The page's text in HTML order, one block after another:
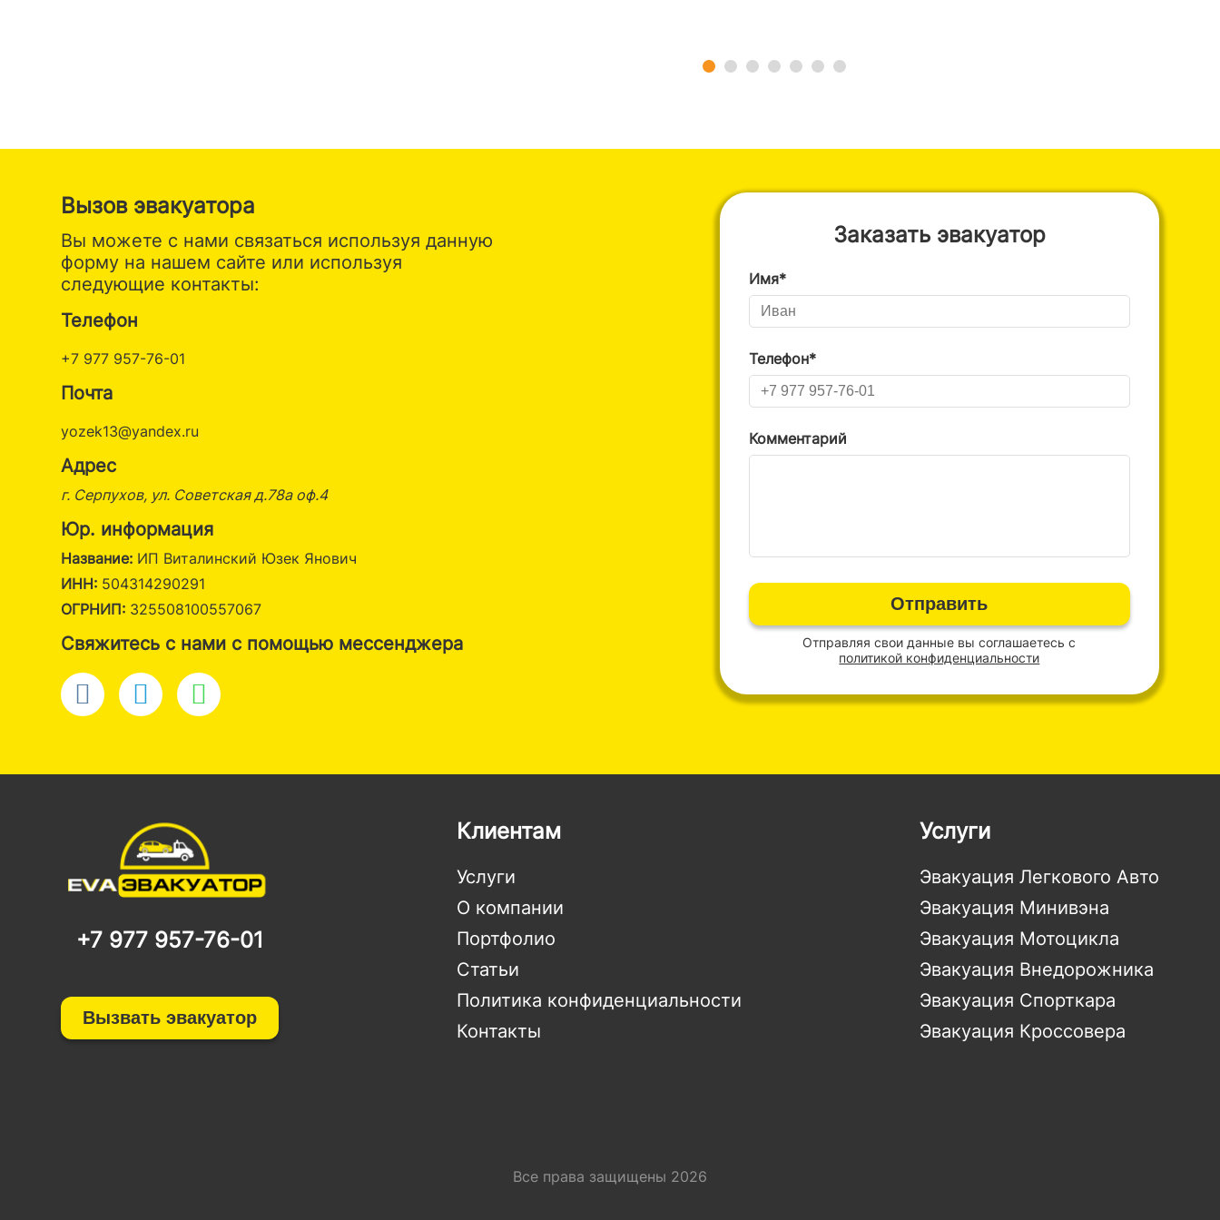
Вызов эвакуатора
Вы можете с нами связаться используя данную
форму на нашем сайте или используя
следующие контакты:
Телефон
+7 977 957-76-01
Почта
yozek13@yandex.ru
Адрес
г. Серпухов, ул. Советская д.78а оф.4
Юр. информация
Название: ИП Виталинский Юзек Янович
ИНН: 504314290291
ОГРНИП: 325508100557067
Свяжитесь с нами с помощью мессенджера
Заказать эвакуатор
Имя*
Телефон*
Комментарий
Отправить
Отправляя свои данные вы соглашаетесь с
политикой конфиденциальности
+7 977 957-76-01
Вызвать эвакуатор
Клиентам
Услуги
О компании
Портфолио
Статьи
Политика конфиденциальности
Контакты
Услуги
Эвакуация Легкового Авто
Эвакуация Минивэна
Эвакуация Мотоцикла
Эвакуация Внедорожника
Эвакуация Спорткара
Эвакуация Кроссовера
Все права защищены 2026